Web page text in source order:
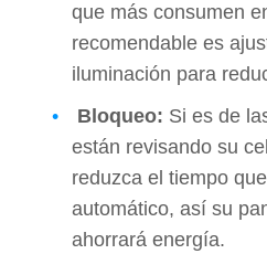
que más consumen
recomendable es
iluminación para
Bloqueo: Si es de
están revisando su
reduzca el tiempo
automático, así su
ahorrará energía.